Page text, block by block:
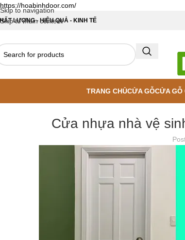
https://hoabinhdoor.com/
Skip to navigation
Skip to main content
LƯỢNG - HIỆU QUẢ - KINH TẾ
TRANG CHỦCỬA GỖCỬA GỖ
Cửa nhựa nhà vệ